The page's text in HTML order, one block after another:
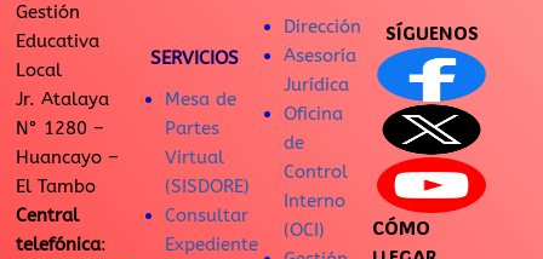
Gestión
Educativa
Local
Jr. Atalaya
N° 1280 –
Huancayo –
El Tambo
Central
telefónica:
SERVICIOS
Mesa de
Partes
Virtual
(SISDORE)
Consultar
Expediente
Dirección
Asesoría
Jurídica
Oficina
de
Control
Interno
(OCI)
SÍGUENOS
CÓMO